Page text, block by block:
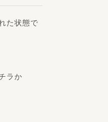
た状態で
ラか